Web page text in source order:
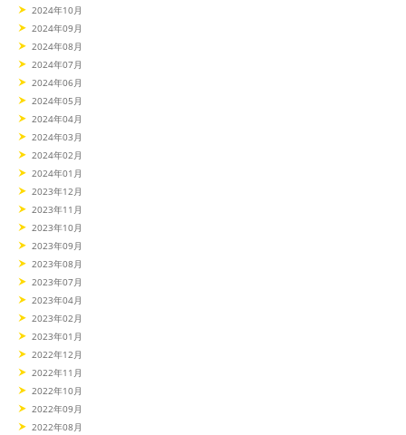
2024年10月
2024年09月
2024年08月
2024年07月
2024年06月
2024年05月
2024年04月
2024年03月
2024年02月
2024年01月
2023年12月
2023年11月
2023年10月
2023年09月
2023年08月
2023年07月
2023年04月
2023年02月
2023年01月
2022年12月
2022年11月
2022年10月
2022年09月
2022年08月